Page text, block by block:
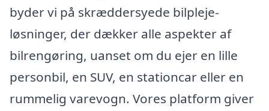
byder vi på skræddersyede bilpleje-
løsninger, der dækker alle aspekter af
bilrengøring, uanset om du ejer en lille
personbil, en SUV, en stationcar eller en
rummelig varevogn. Vores platform giver